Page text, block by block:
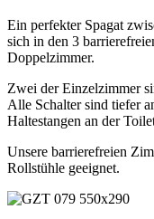
Ein perfekter Spagat
sich in den 3
Doppelzimmer.
Zwei der Einzelzimmer
Alle Schalter sind tiefer
Haltestangen an der
Unsere barrierefreien
Rollstühle geeignet.